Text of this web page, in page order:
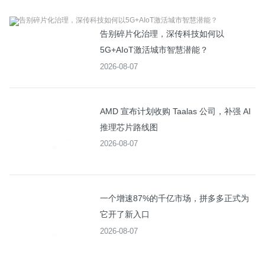
告别碎片化治理，深传科技如何以
5G+AIoT激活城市智慧潜能？
2026-08-07
AMD 宣布计划收购 Taalas 公司，补强 AI
推理芯片路线图
2026-08-07
一个增速87%的千亿市场，拼多多正式为
它开了新入口
2026-08-07